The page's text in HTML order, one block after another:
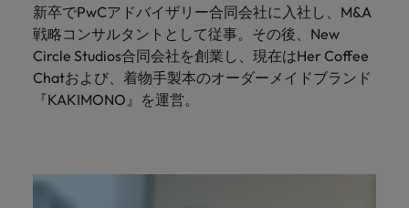
新卒でPwCアドバイザリー合同会社に入社し、M&A
戦略コンサルタントとして従事。その後、New
Circle Studios合同会社を創業し、現在はHer Coffee
Chatおよび、着物手製本のオーダーメイドブランド
『KAKIMONO』を運営。